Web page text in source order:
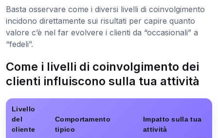
Basta osservare come i diversi livelli di coinvolgimento
incidono direttamente sui risultati per capire quanto
valore c’è nel far evolvere i clienti da “occasionali” a
“fedeli”.
Come i livelli di coinvolgimento dei
clienti influiscono sulla tua attività
Livello
del
cliente
Comportamento
tipico
Impatto sulla tua
attività